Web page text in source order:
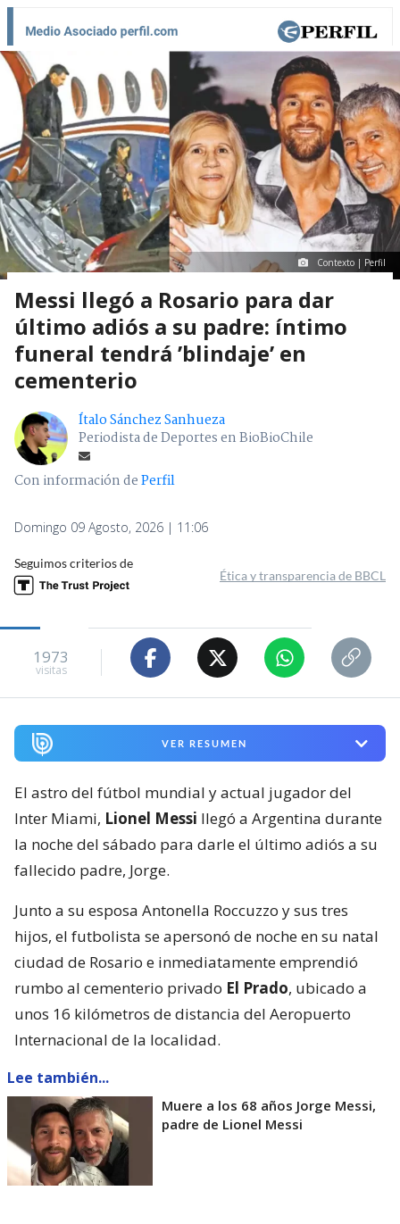
Contexto | Perfil
Messi llegó a Rosario para dar
último adiós a su padre: íntimo
funeral tendrá ’blindaje’ en
cementerio
Ítalo Sánchez Sanhueza
Periodista de Deportes en BioBioChile
Con información dePerfil
Domingo 09 Agosto, 2026 | 11:06
Seguimos criterios de
Ética y transparencia de BBCL
1973
visitas
VER RESUMEN
El astro del fútbol mundial y actual jugador del
Inter Miami, Lionel Messi llegó a Argentina durante
la noche del sábado para darle el último adiós a su
fallecido padre, Jorge.
Junto a su esposa Antonella Roccuzzo y sus tres
hijos, el futbolista se apersonó de noche en su natal
ciudad de Rosario e inmediatamente emprendió
rumbo al cementerio privado El Prado, ubicado a
unos 16 kilómetros de distancia del Aeropuerto
Internacional de la localidad.
Lee también...
Muere a los 68 años Jorge Messi,
padre de Lionel Messi